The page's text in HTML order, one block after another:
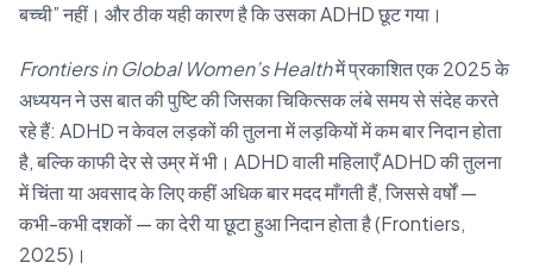
बच्ची” नहीं। और ठीक यही कारण है कि उसका ADHD छूट गया।
Frontiers in Global Women’s Healthमें प्रकाशित एक 2025 के
अध्ययन ने उस बात की पुष्टि की जिसका चिकित्सक लंबे समय से संदेह करते
रहे हैं: ADHD न केवल लड़कों की तुलना में लड़कियों में कम बार निदान होता
है, बल्कि काफी देर से उम्र में भी। ADHD वाली महिलाएँ ADHD की तुलना
में चिंता या अवसाद के लिए कहीं अधिक बार मदद माँगती हैं, जिससे वर्षों —
कभी-कभी दशकों — का देरी या छूटा हुआ निदान होता है (Frontiers,
2025)।